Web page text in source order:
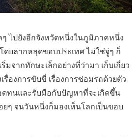
ๆ ไปยังอีกจังหวัดหนึ่งในภูมิภาคหนึ่ง
ยลากหลุดขอบประเทศ ไม่ใช่จู่ๆ ก็
มจากทักษะเล็กอย่างที่ว่ามา เก็บเกี่ยว
รื่องการขับขี่ เรื่องการซ่อมรถด้วยตัว
ดทนและรับมือกับปัญหาที่จะเกิดขึ้น
ยๆ จนวันหนึ่งก็มองเห็นโลกเป็นขอบ